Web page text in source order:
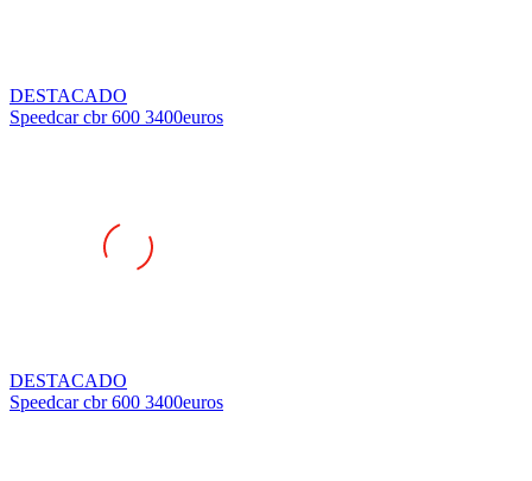
DESTACADO
Speedcar cbr 600 3400euros
DESTACADO
Speedcar cbr 600 3400euros